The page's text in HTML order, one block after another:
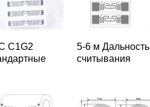
C1G2
~ 960 МГц
5-6 м Дальность
считывания